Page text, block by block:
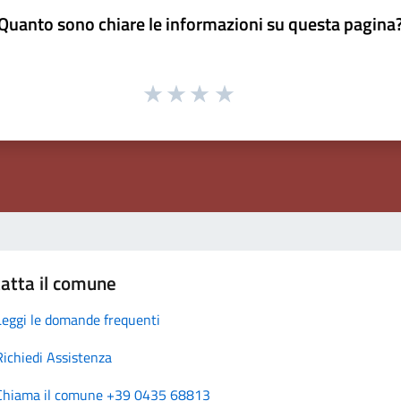
sono chiare le informazioni su questa
il comune
le domande frequenti
Assistenza
il comune +39 0435 68813